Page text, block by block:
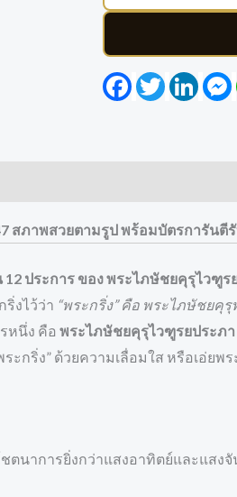
Facebook
Twitter
สภาพสวยตามรูป พร้อมบัตรการันตี
ประการ ของ พระไภษัชยคุรุไวฑูร
งไว้ว่า “พระกริ่ง” คือ พระไภษัชยคุ
หนึ่ง คือ พระไภษัชยคุรุไวฑูรยประภ
กริ่ง” ด้วยความเลื่อมใส หรือเอ่ยพ
นาการยิ่งกว่าแสงอาทิตย์และแสง